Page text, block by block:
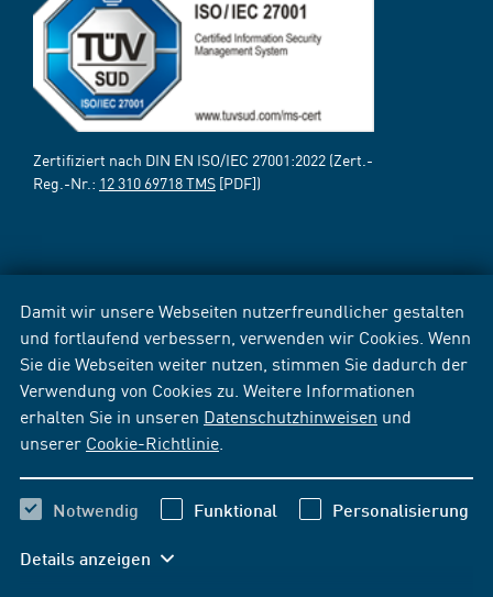
Damit wir unsere Webseiten nutzerfreundlicher gestalten
und fortlaufend verbessern, verwenden wir Cookies. Wenn
Sie die Webseiten weiter nutzen, stimmen Sie dadurch der
Verwendung von Cookies zu. Weitere Informationen
erhalten Sie in unseren Datenschutzhinweisen und
unserer Cookie-Richtlinie
Notwendig Funktional Personalisierung
Details anzeigen
Zertifiziert nach DIN EN ISO/IEC 27001:2022 (Zert.-
Reg.-Nr.: 12 310 69718 TMS [PDF])